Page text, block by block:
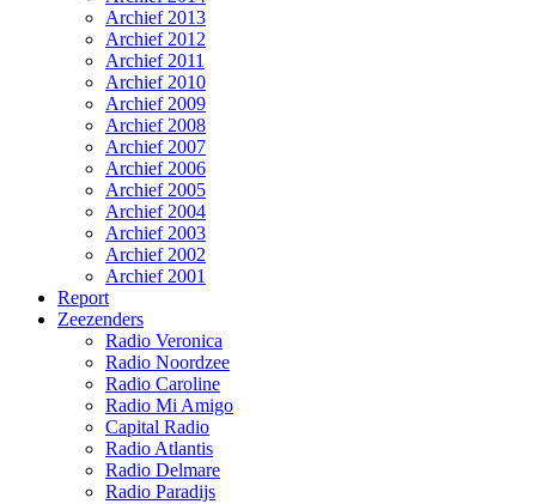
Archief 2013
Archief 2012
Archief 2011
Archief 2010
Archief 2009
Archief 2008
Archief 2007
Archief 2006
Archief 2005
Archief 2004
Archief 2003
Archief 2002
Archief 2001
Report
Zeezenders
Radio Veronica
Radio Noordzee
Radio Caroline
Radio Mi Amigo
Capital Radio
Radio Atlantis
Radio Delmare
Radio Paradijs